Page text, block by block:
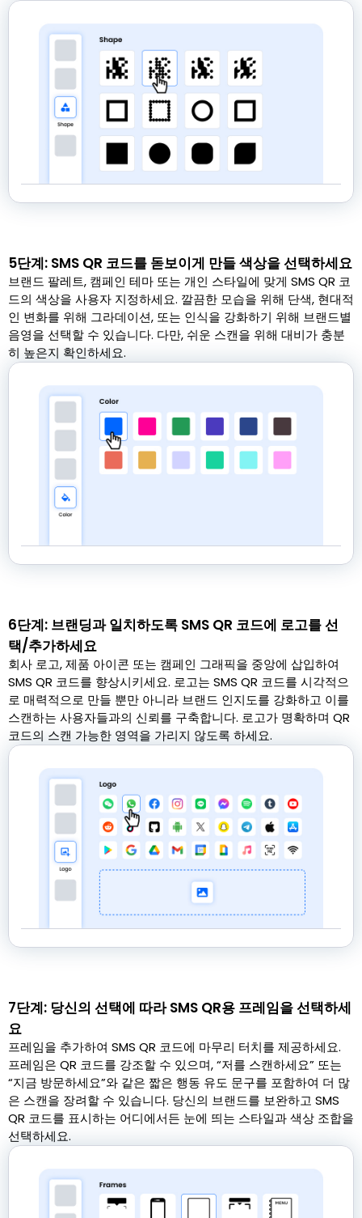
5단계: SMS QR 코드를 돋보이게 만들 색상을 선택하세요
브랜드 팔레트, 캠페인 테마 또는 개인 스타일에 맞게 SMS QR 코
드의 색상을 사용자 지정하세요. 깔끔한 모습을 위해 단색, 현대적
인 변화를 위해 그라데이션, 또는 인식을 강화하기 위해 브랜드별
음영을 선택할 수 있습니다. 다만, 쉬운 스캔을 위해 대비가 충분
히 높은지 확인하세요.
6단계: 브랜딩과 일치하도록 SMS QR 코드에 로고를 선
택/추가하세요
회사 로고, 제품 아이콘 또는 캠페인 그래픽을 중앙에 삽입하여
SMS QR 코드를 향상시키세요. 로고는 SMS QR 코드를 시각적으
로 매력적으로 만들 뿐만 아니라 브랜드 인지도를 강화하고 이를
스캔하는 사용자들과의 신뢰를 구축합니다. 로고가 명확하며 QR
코드의 스캔 가능한 영역을 가리지 않도록 하세요.
7단계: 당신의 선택에 따라 SMS QR용 프레임을 선택하세
요
프레임을 추가하여 SMS QR 코드에 마무리 터치를 제공하세요.
프레임은 QR 코드를 강조할 수 있으며, “저를 스캔하세요” 또는
“지금 방문하세요”와 같은 짧은 행동 유도 문구를 포함하여 더 많
은 스캔을 장려할 수 있습니다. 당신의 브랜드를 보완하고 SMS
QR 코드를 표시하는 어디에서든 눈에 띄는 스타일과 색상 조합을
선택하세요.